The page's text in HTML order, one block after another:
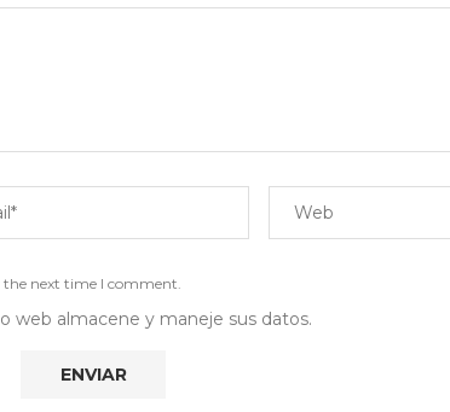
next time I comment.
web almacene y maneje sus datos.